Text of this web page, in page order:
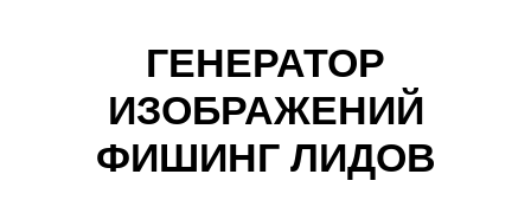
ГЕНЕРАТОР
ИЗОБРАЖЕНИЙ
ФИШИНГ ЛИДОВ